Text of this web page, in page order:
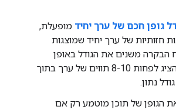
חכם של ערך יחידמופעלת,
של ערך יחיד שמוצגות
משנים את הגודל באופן
אוטומטי כדי להציג לפחות 8-10 תווים של ערך בתוך
של תוכן מוטמע רק אם